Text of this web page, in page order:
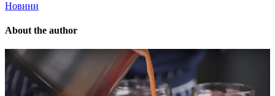
Новини
About the author